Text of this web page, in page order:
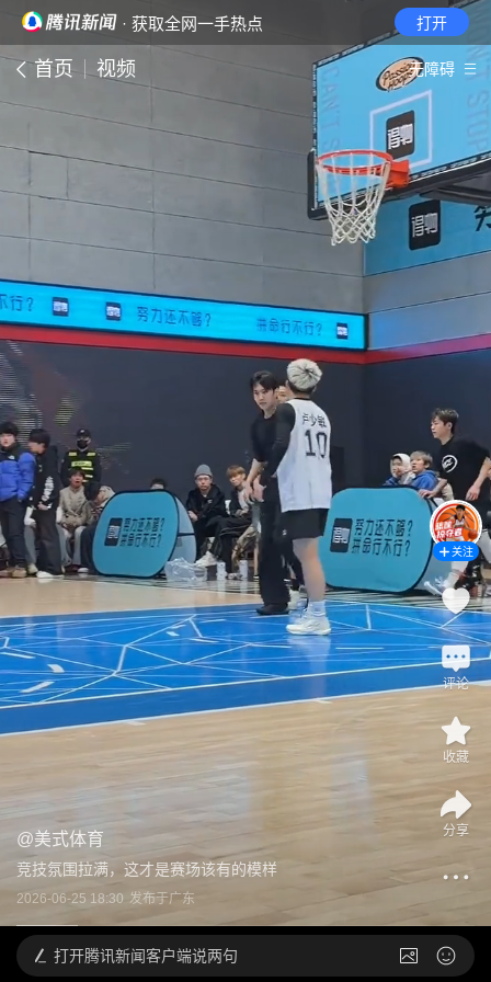
· 获取全网一手热点 打开
首页 视频 无障碍
@美式体育
竞技氛围拉满，这才是赛场该有的模样
2026-06-25 18:30 发布于广东
关注
评论
收藏
分享
打开腾讯新闻客户端说两句